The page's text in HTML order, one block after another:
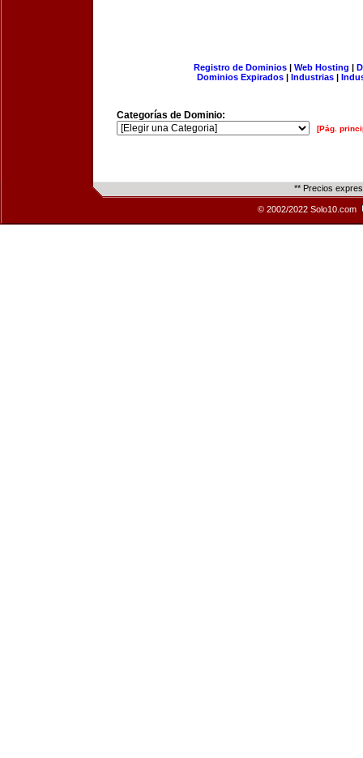
Registro de Dominios| Web Hosting |
Dominios Expirados | Industrias |
Categorías de Dominio:
[Pág.
** Precios
© 2002/2022 Solo10.com